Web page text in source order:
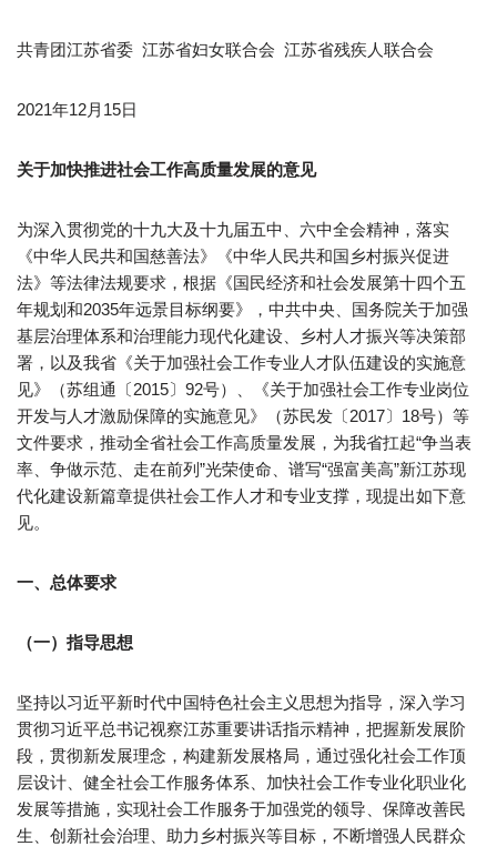
共青团江苏省委 江苏省妇女联合会 江苏省残疾人联合会
2021年12月15日
关于加快推进社会工作高质量发展的意见
为深入贯彻党的十九大及十九届五中、六中全会精神，落实
《中华人民共和国慈善法》《中华人民共和国乡村振兴促进
法》等法律法规要求，根据《国民经济和社会发展第十四个五
年规划和2035年远景目标纲要》，中共中央、国务院关于加强
基层治理体系和治理能力现代化建设、乡村人才振兴等决策部
署，以及我省《关于加强社会工作专业人才队伍建设的实施意
见》（苏组通〔2015〕92号）、《关于加强社会工作专业岗位
开发与人才激励保障的实施意见》（苏民发〔2017〕18号）等
文件要求，推动全省社会工作高质量发展，为我省扛起“争当表
率、争做示范、走在前列”光荣使命、谱写“强富美高”新江苏现
代化建设新篇章提供社会工作人才和专业支撑，现提出如下意
见。
一、总体要求
（一）指导思想
坚持以习近平新时代中国特色社会主义思想为指导，深入学习
贯彻习近平总书记视察江苏重要讲话指示精神，把握新发展阶
段，贯彻新发展理念，构建新发展格局，通过强化社会工作顶
层设计、健全社会工作服务体系、加快社会工作专业化职业化
发展等措施，实现社会工作服务于加强党的领导、保障改善民
生、创新社会治理、助力乡村振兴等目标，不断增强人民群众